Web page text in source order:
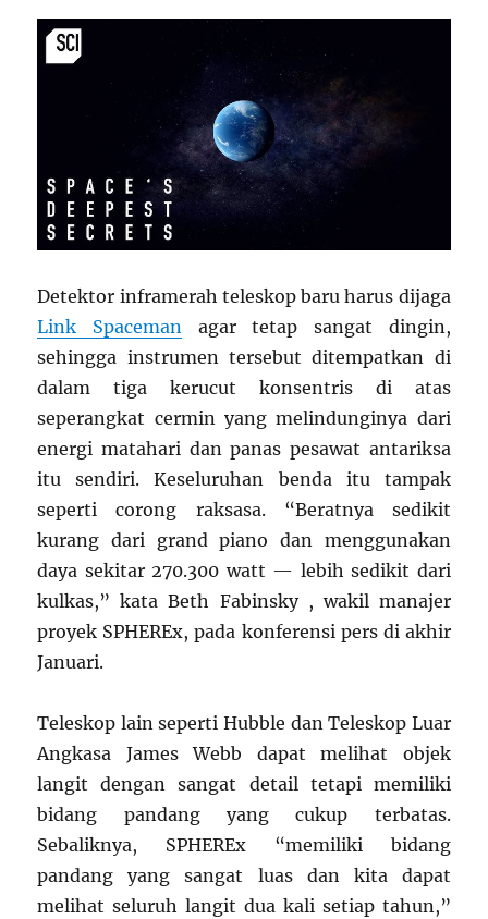
Detektor inframerah teleskop baru harus dijaga
Link Spaceman agar tetap sangat dingin,
sehingga instrumen tersebut ditempatkan di
dalam tiga kerucut konsentris di atas
seperangkat cermin yang melindunginya dari
energi matahari dan panas pesawat antariksa
itu sendiri. Keseluruhan benda itu tampak
seperti corong raksasa. “Beratnya sedikit
kurang dari grand piano dan menggunakan
daya sekitar 270.300 watt — lebih sedikit dari
kulkas,” kata Beth Fabinsky , wakil manajer
proyek SPHEREx, pada konferensi pers di akhir
Januari.
Teleskop lain seperti Hubble dan Teleskop Luar
Angkasa James Webb dapat melihat objek
langit dengan sangat detail tetapi memiliki
bidang pandang yang cukup terbatas.
Sebaliknya, SPHEREx “memiliki bidang
pandang yang sangat luas dan kita dapat
melihat seluruh langit dua kali setiap tahun,”